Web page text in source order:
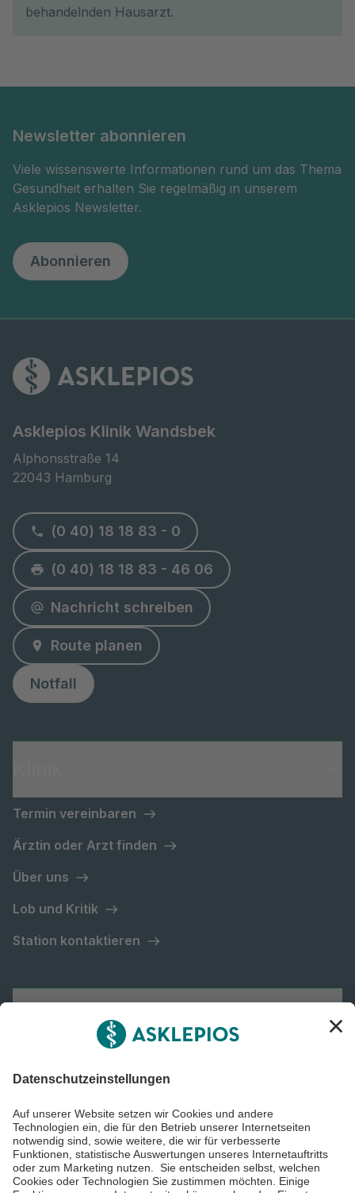
behandelnden Hausarzt.
Newsletter abonnieren
Viele wissenswerte Informationen rund um das Thema
Gesundheit erhalten Sie regelmäßig in unserem
Asklepios Newsletter.
Abonnieren
Asklepios Klinik Wandsbek
Alphonsstraße 14
22043 Hamburg
(0 40) 18 18 83 - 0
(0 40) 18 18 83 - 46 06
Nachricht schreiben
Route planen
Notfall
Termin vereinbaren
Ärztin oder Arzt finden
Über uns
Lob und Kritik
Station kontaktieren
Asklepios Gruppe